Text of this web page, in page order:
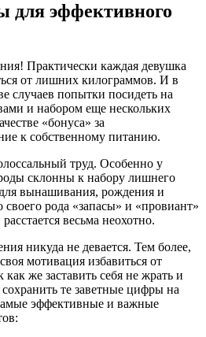
для эффективного
Практически каждая девушка
от лишних килограммов. И в
случаев попытки посидеть на
и набором еще нескольких
«бонуса» за
к собственному питанию.
труд. Особенно у
склонны к набору лишнего
вынашивания, рождения и
рода «запасы» и «провиант»
весьма неохотно.
никуда не девается. Тем более,
мотивация избавиться от
же заставить себя не жрать и
те заветные цифры на
эффективные и важные